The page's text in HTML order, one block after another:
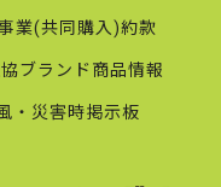
業(共同購入)約款
協ブランド商品情報
・災害時掲示板